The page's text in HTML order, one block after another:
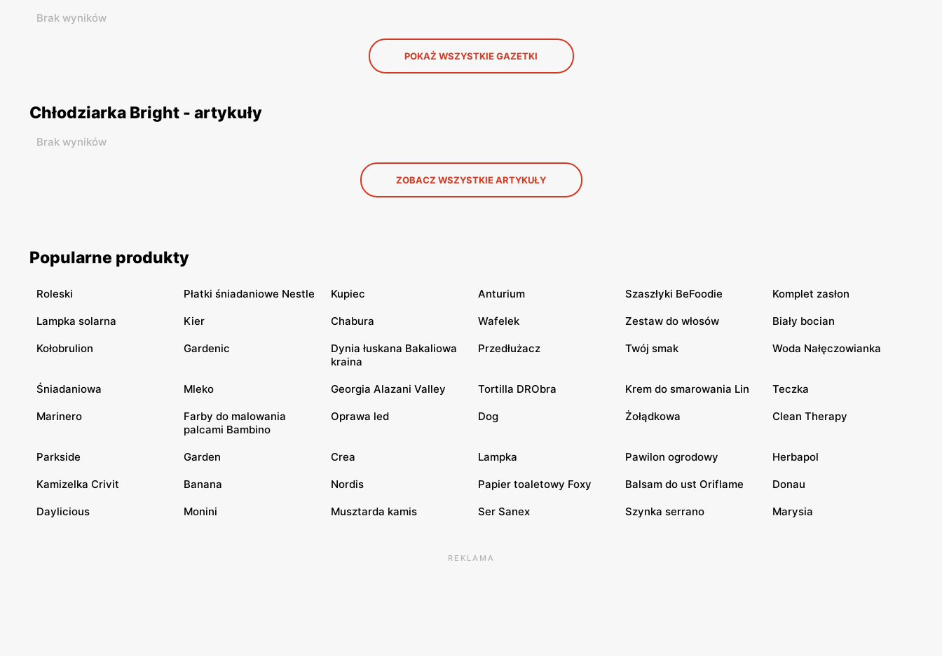
Brak wyników
POKAŻ WSZYSTKIE GAZETKI
Chłodziarka Bright - artykuły
Brak wyników
ZOBACZ WSZYSTKIE ARTYKUŁY
Popularne produkty
Roleski Płatki śniadaniowe Nestle Kupiec Anturium Szaszłyki BeFoodie Komplet zasłon
Lampka solarna Kier Chabura Wafelek Zestaw do włosów Biały bocian
Kołobrulion Gardenic
Dynia łuskana Bakaliowa
kraina
Przedłużacz Twój smak Woda Nałęczowianka
Śniadaniowa Mleko Georgia Alazani Valley Tortilla DRObra Krem do smarowania Lin Teczka
Marinero
Farby do malowania
palcami Bambino
Oprawa led Dog Żołądkowa Clean Therapy
Parkside Garden Crea Lampka Pawilon ogrodowy Herbapol
Kamizelka Crivit Banana Nordis Papier toaletowy Foxy Balsam do ust Oriflame Donau
Daylicious Monini Musztarda kamis Ser Sanex Szynka serrano Marysia
REKLAMA